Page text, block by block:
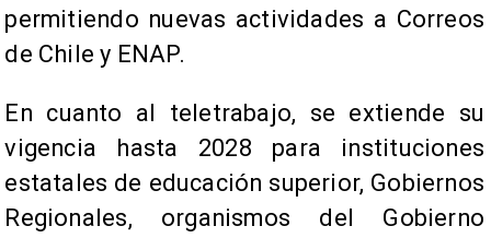
permitiendo nuevas actividades a Correos
de Chile y ENAP.
En cuanto al teletrabajo, se extiende su
vigencia hasta 2028 para instituciones
estatales de educación superior, Gobiernos
Regionales, organismos del Gobierno